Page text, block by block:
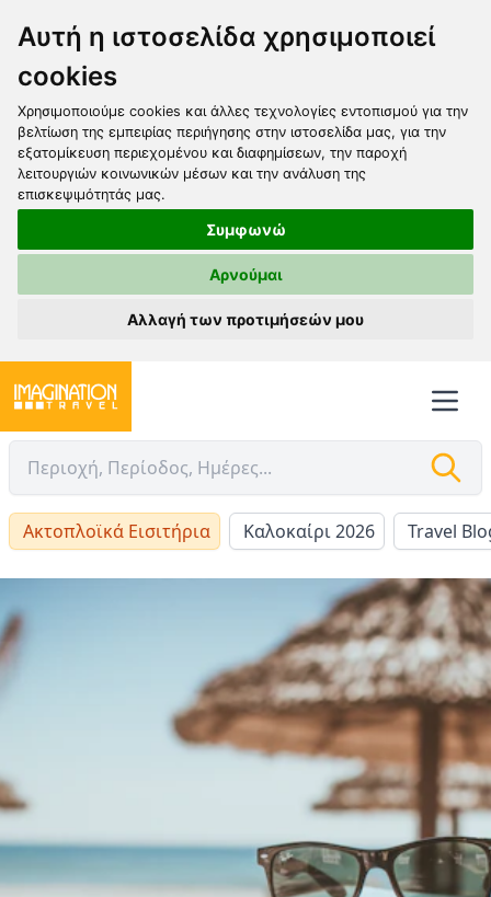
Αυτή η ιστοσελίδα χρησιμοποιεί
cookies
Χρησιμοποιούμε cookies και άλλες τεχνολογίες εντοπισμού για την
βελτίωση της εμπειρίας περιήγησης στην ιστοσελίδα μας, για την
εξατομίκευση περιεχομένου και διαφημίσεων, την παροχή
λειτουργιών κοινωνικών μέσων και την ανάλυση της
επισκεψιμότητάς μας.
Συμφωνώ
Αρνούμαι
Αλλαγή των προτιμήσεών μου
Ακτοπλοϊκά Εισιτήρια Καλοκαίρι 2026 Travel